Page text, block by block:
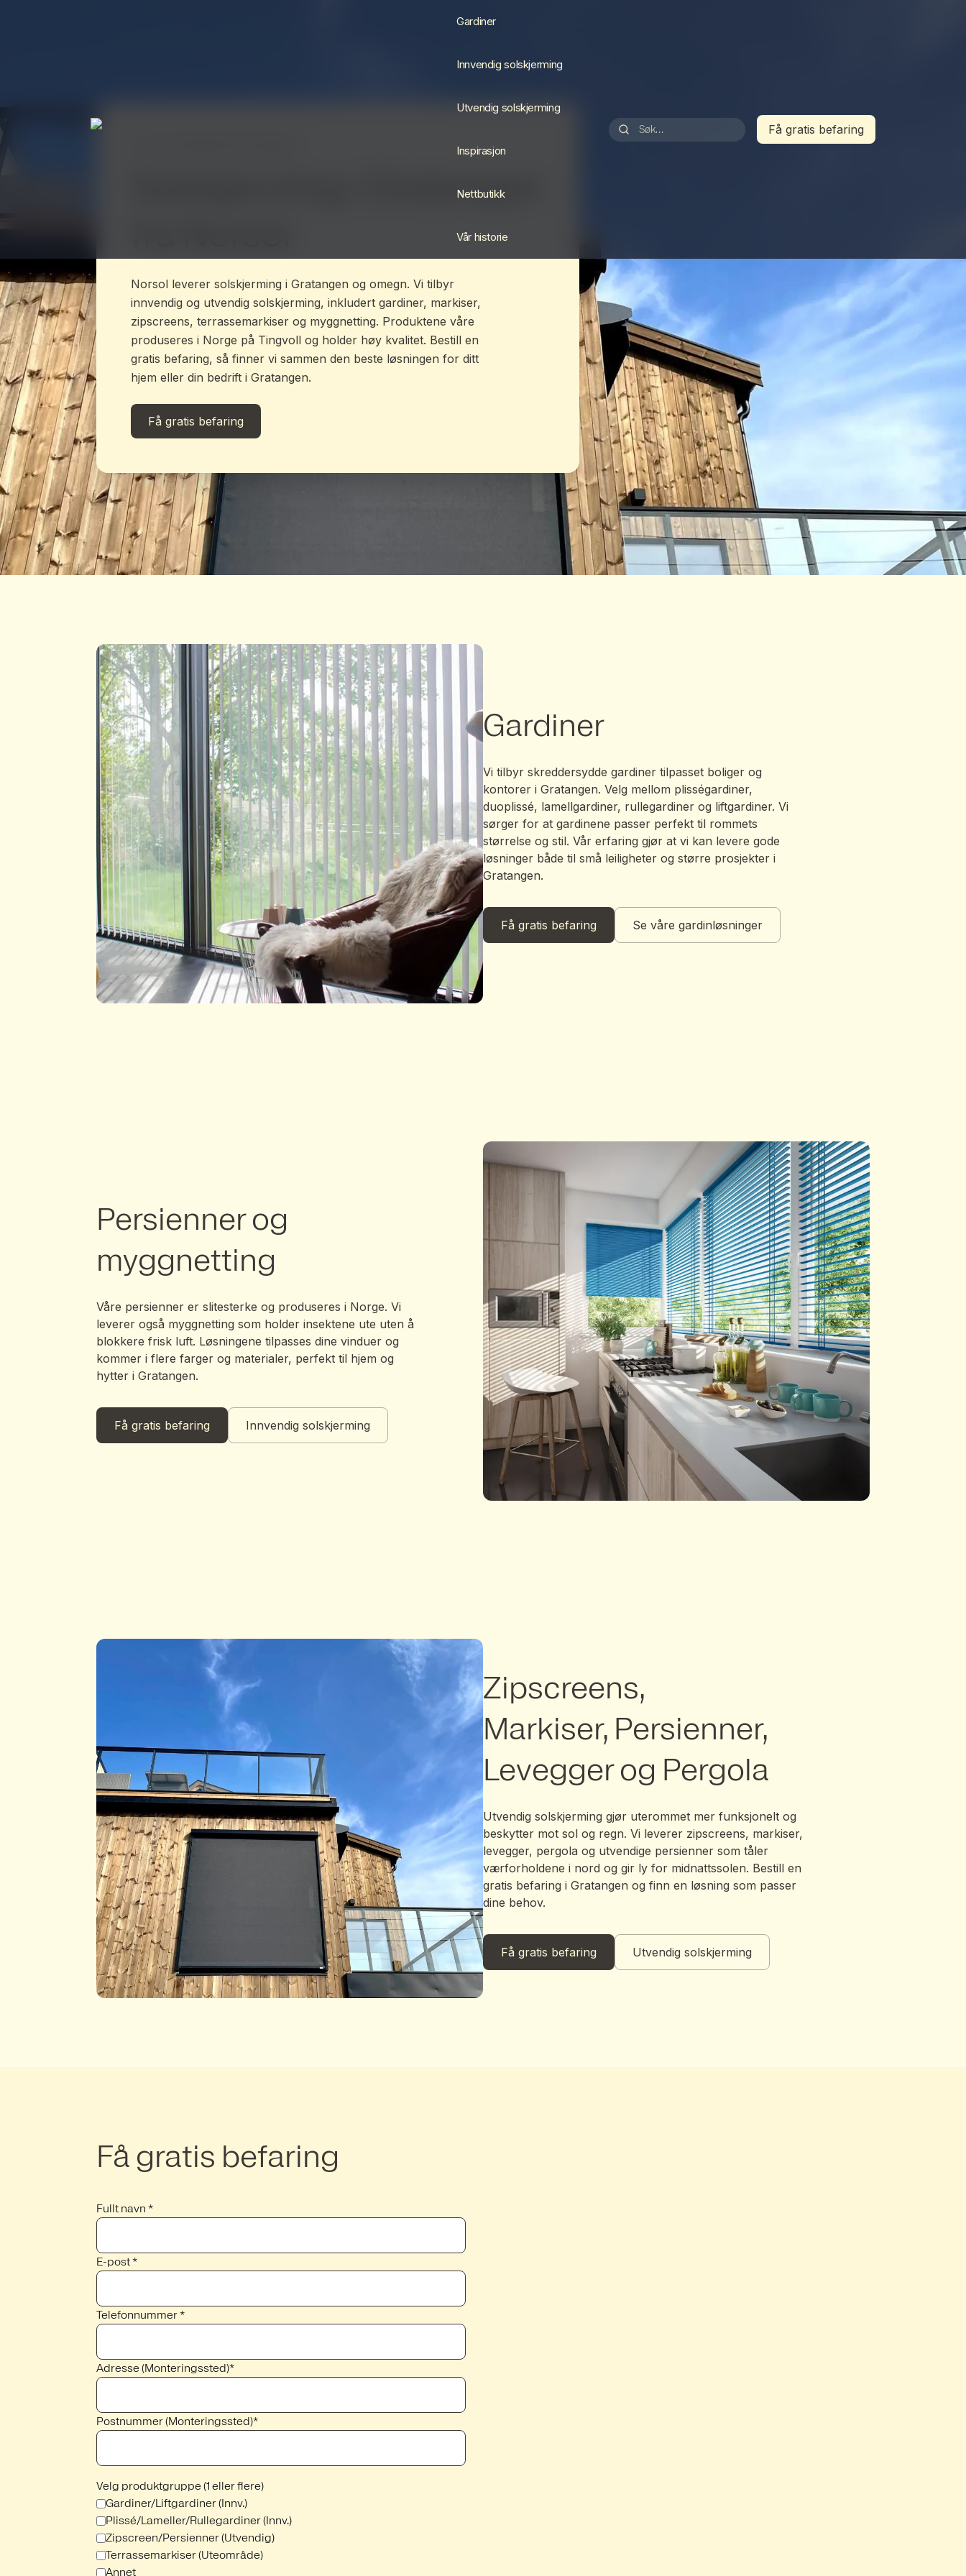
Gardiner
Innvendig solskjerming
Utvendig solskjerming
Inspirasjon
Nettbutikk
Vår historie
Få gratis befaring
Solskjerming i Gratangen
Norsol leverer solskjerming i Gratangen og omegn. Vi tilbyr
innvendig og utvendig solskjerming, inkludert gardiner, markiser,
zipscreens, terrassemarkiser og myggnetting. Produktene våre
produseres i Norge på Tingvoll og holder høy kvalitet. Bestill en
gratis befaring, så finner vi sammen den beste løsningen for ditt
hjem eller din bedrift i Gratangen.
Få gratis befaring
Gardiner
Vi tilbyr skreddersydde gardiner tilpasset boliger og
kontorer i Gratangen. Velg mellom plisségardiner,
duoplissé, lamellgardiner, rullegardiner og liftgardiner. Vi
sørger for at gardinene passer perfekt til rommets
størrelse og stil. Vår erfaring gjør at vi kan levere gode
løsninger både til små leiligheter og større prosjekter i
Gratangen.
Få gratis befaring Se våre gardinløsninger
Persienner og
myggnetting
Våre persienner er slitesterke og produseres i Norge. Vi
leverer også myggnetting som holder insektene ute uten å
blokkere frisk luft. Løsningene tilpasses dine vinduer og
kommer i flere farger og materialer, perfekt til hjem og
hytter i Gratangen.
Få gratis befaring Innvendig solskjerming
Zipscreens,
Markiser, Persienner,
Levegger og Pergola
Utvendig solskjerming gjør uterommet mer funksjonelt og
beskytter mot sol og regn. Vi leverer zipscreens, markiser,
levegger, pergola og utvendige persienner som tåler
værforholdene i nord og gir ly for midnattssolen. Bestill en
gratis befaring i Gratangen og finn en løsning som passer
dine behov.
Få gratis befaring Utvendig solskjerming
Få gratis befaring
Fullt navn *
E-post *
Telefonnummer *
Adresse (Monteringssted)*
Postnummer (Monteringssted)*
Velg produktgruppe (1 eller flere)
Gardiner/Liftgardiner (Innv.)
Plissé/Lameller/Rullegardiner (Innv.)
Zipscreen/Persienner (Utvendig)
Terrassemarkiser (Uteområde)
Annet